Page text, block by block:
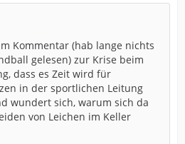
Kommentar (hab lange nichts
gelesen) zur Krise beim
dass es Zeit wird für
in der sportlichen Leitung
wundert sich, warum sich da
von Leichen im Keller